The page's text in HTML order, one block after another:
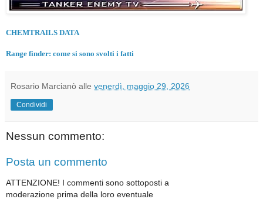
CHEMTRAILS DATA
Range finder: come si sono svolti i fatti
Rosario Marcianò alle venerdì, maggio 29, 2026
Condividi
Nessun commento:
Posta un commento
ATTENZIONE! I commenti sono sottoposti a
moderazione prima della loro eventuale